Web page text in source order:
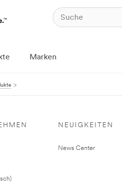
Marken
NEUIGKEITEN
News Center